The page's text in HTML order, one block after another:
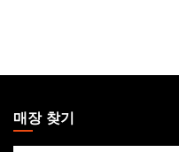
THE
GATHERING
매장 찾기